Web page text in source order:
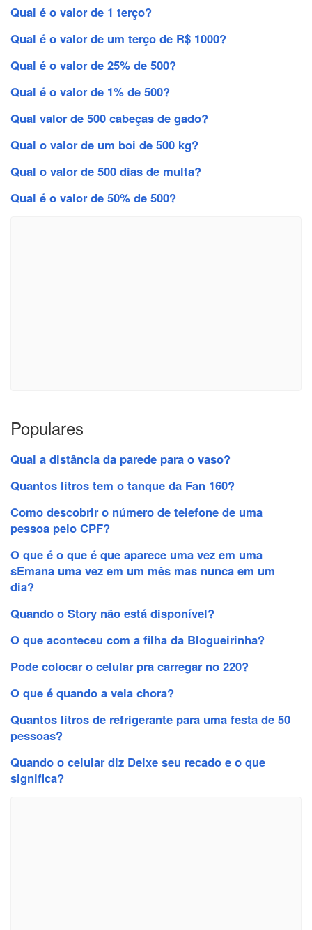
Qual é o valor de 1 terço?
Qual é o valor de um terço de R$ 1000?
Qual é o valor de 25% de 500?
Qual é o valor de 1% de 500?
Qual valor de 500 cabeças de gado?
Qual o valor de um boi de 500 kg?
Qual o valor de 500 dias de multa?
Qual é o valor de 50% de 500?
Populares
Qual a distância da parede para o vaso?
Quantos litros tem o tanque da Fan 160?
Como descobrir o número de telefone de uma
pessoa pelo CPF?
O que é o que é que aparece uma vez em uma
sEmana uma vez em um mês mas nunca em um
dia?
Quando o Story não está disponível?
O que aconteceu com a filha da Blogueirinha?
Pode colocar o celular pra carregar no 220?
O que é quando a vela chora?
Quantos litros de refrigerante para uma festa de 50
pessoas?
Quando o celular diz Deixe seu recado e o que
significa?